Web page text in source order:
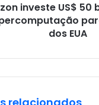
investe US$ 50
dos EUA